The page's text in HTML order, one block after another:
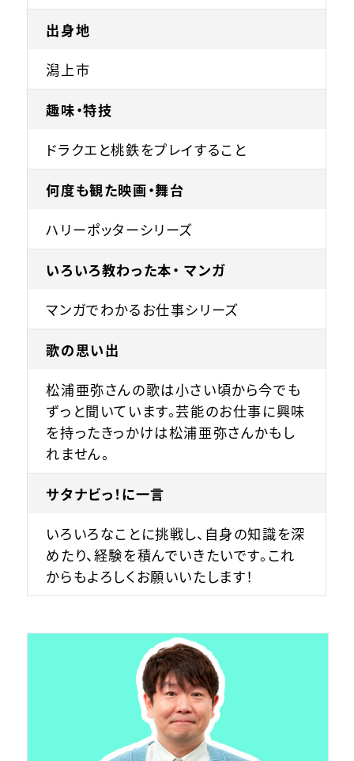
出身地
潟上市
趣味・特技
ドラクエと桃鉄をプレイすること
何度も観た映画・舞台
ハリーポッターシリーズ
いろいろ教わった本・ マンガ
マンガでわかるお仕事シリーズ
歌の思い出
松浦亜弥さんの歌は小さい頃から今でも
ずっと聞いています。芸能のお仕事に興味
を持ったきっかけは松浦亜弥さんかもし
れません。
サタナビっ！に一言
いろいろなことに挑戦し、自身の知識を深
めたり、経験を積んでいきたいです。これ
からもよろしくお願いいたします！